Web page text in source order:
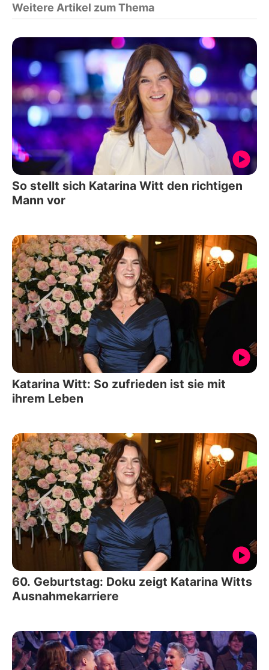
Weitere Artikel zum Thema
So stellt sich Katarina Witt den richtigen
Mann vor
Katarina Witt: So zufrieden ist sie mit
ihrem Leben
60. Geburtstag: Doku zeigt Katarina Witts
Ausnahmekarriere